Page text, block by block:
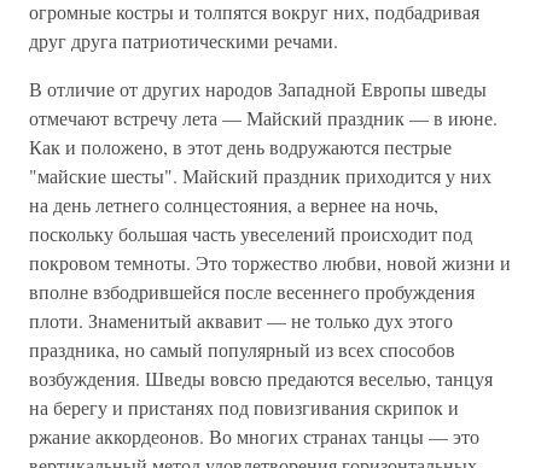
огромные костры и толпятся вокруг них, подбадривая
друг друга патриотическими речами.
В отличие от других народов Западной Европы шведы
отмечают встречу лета — Майский праздник — в июне.
Как и положено, в этот день водружаются пестрые
"майские шесты". Майский праздник приходится у них
на день летнего солнцестояния, а вернее на ночь,
поскольку большая часть увеселений происходит под
покровом темноты. Это торжество любви, новой жизни и
вполне взбодрившейся после весеннего пробуждения
плоти. Знаменитый аквавит — не только дух этого
праздника, но самый популярный из всех способов
возбуждения. Шведы вовсю предаются веселью, танцуя
на берегу и пристанях под повизгивания скрипок и
ржание аккордеонов. Во многих странах танцы — это